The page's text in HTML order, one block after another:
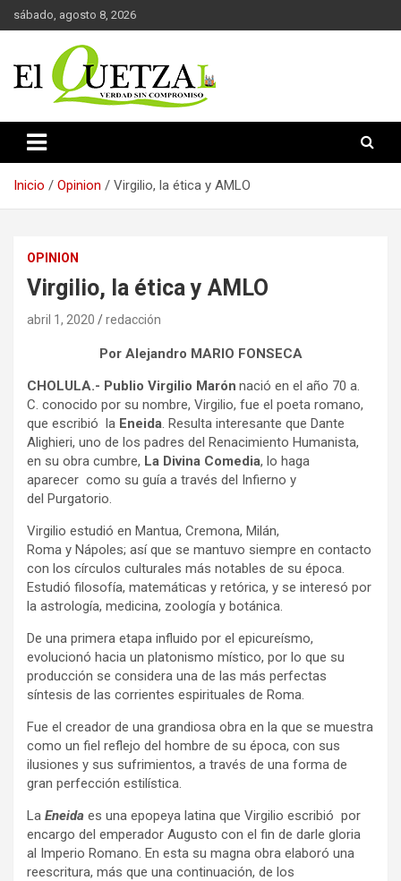
Saltar
al
sábado, agosto 8, 2026
El Quetzal de Cholula
Inicio Opinion Virgilio, la ética y AMLO
OPINION
Virgilio, la ética y AMLO
abril 1, 2020 redacción
Por Alejandro MARIO FONSECA
CHOLULA.- Publio Virgilio Marón nació en el año 70 a.
C. conocido por su nombre, Virgilio, fue el poeta romano,
que escribió la Eneida. Resulta interesante que Dante
Alighieri, uno de los padres del Renacimiento Humanista,
en su obra cumbre, La Divina Comedia, lo haga
aparecer como su guía a través del Infierno y
del Purgatorio.
Virgilio estudió en Mantua, Cremona, Milán,
Roma y Nápoles; así que se mantuvo siempre en contacto
con los círculos culturales más notables de su época.
Estudió filosofía, matemáticas y retórica, y se interesó por
la astrología, medicina, zoología y botánica.
De una primera etapa influido por el epicureísmo,
evolucionó hacia un platonismo místico, por lo que su
producción se considera una de las más perfectas
síntesis de las corrientes espirituales de Roma.
Fue el creador de una grandiosa obra en la que se muestra
como un fiel reflejo del hombre de su época, con sus
ilusiones y sus sufrimientos, a través de una forma de
gran perfección estilística.
La Eneida es una epopeya latina que Virgilio escribió por
encargo del emperador Augusto con el fin de darle gloria
al Imperio Romano. En esta su magna obra elaboró una
reescritura, más que una continuación, de los